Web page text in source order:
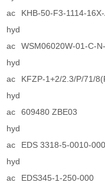
ac
KHB-50-F3-1114-
hyd
ac
WSM06020W-01-C-
hyd
ac
KFZP-1+2/2.3/P/71/
hyd
ac
609480 ZBE03
hyd
ac
EDS 3318-5-0010-
hyd
ac
EDS345-1-250-000